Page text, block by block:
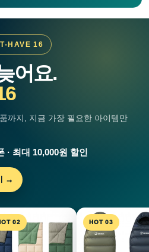
HAVE 16
어요.
까지, 지금 가장 필요한 아이템만
· 최대 10,000원 할인
→
02 HOT 03